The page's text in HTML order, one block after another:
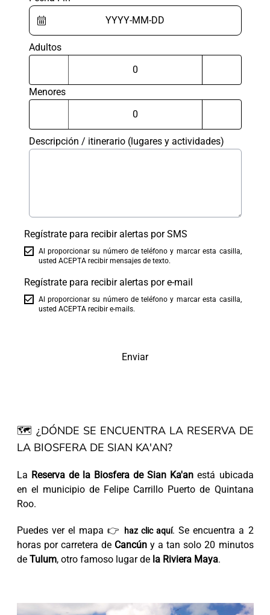
Adultos
Menores
Descripción / itinerario (lugares y actividades)
Regístrate para recibir alertas por SMS
Al proporcionar su número de teléfono y marcar esta casilla,
usted ACEPTA recibir mensajes de texto.
Regístrate para recibir alertas por e-mail
Al proporcionar su número de teléfono y marcar esta casilla,
usted ACEPTA recibir e-mails.
Enviar
🗺 ¿DÓNDE SE ENCUENTRA LA RESERVA DE
LA BIOSFERA DE SIAN KA'AN?
La Reserva de la Biosfera de Sian Ka'an está ubicada
en el municipio de Felipe Carrillo Puerto de Quintana
Roo.
Puedes ver el mapa 👉 haz clic aquí. Se encuentra a 2
horas por carretera de Cancúny a tan solo 20 minutos
de Tulum, otro famoso lugar de la Riviera Maya.